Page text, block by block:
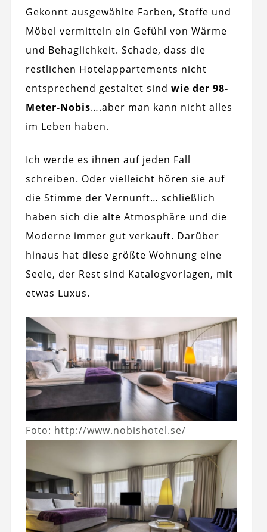
Gekonnt ausgewählte Farben, Stoffe und
Möbel vermitteln ein Gefühl von Wärme
und Behaglichkeit. Schade, dass die
restlichen Hotelappartements nicht
entsprechend gestaltet sind wie der 98-
Meter-Nobis….aber man kann nicht alles
im Leben haben.
Ich werde es ihnen auf jeden Fall
schreiben. Oder vielleicht hören sie auf
die Stimme der Vernunft… schließlich
haben sich die alte Atmosphäre und die
Moderne immer gut verkauft. Darüber
hinaus hat diese größte Wohnung eine
Seele, der Rest sind Katalogvorlagen, mit
etwas Luxus.
Foto: http://www.nobishotel.se/